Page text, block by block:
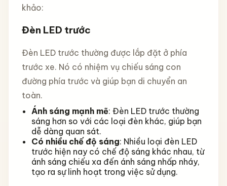
khảo:
Đèn LED trước
Đèn LED trước thường được lắp đặt ở phía
trước xe. Nó có nhiệm vụ chiếu sáng con
đường phía trước và giúp bạn di chuyển an
toàn.
Ánh sáng mạnh mẽ: Đèn LED trước thường
sáng hơn so với các loại đèn khác, giúp bạn
dễ dàng quan sát.
Có nhiều chế độ sáng: Nhiều loại đèn LED
trước hiện nay có chế độ sáng khác nhau, từ
ánh sáng chiếu xa đến ánh sáng nhấp nháy,
tạo ra sự linh hoạt trong việc sử dụng.